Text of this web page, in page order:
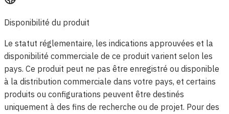
Disponibilité du produit
Le statut réglementaire, les indications approuvées et la
disponibilité commerciale de ce produit varient selon les
pays. Ce produit peut ne pas être enregistré ou disponible
à la distribution commerciale dans votre pays, et certains
produits ou configurations peuvent être destinés
uniquement à des fins de recherche ou de projet. Pour des